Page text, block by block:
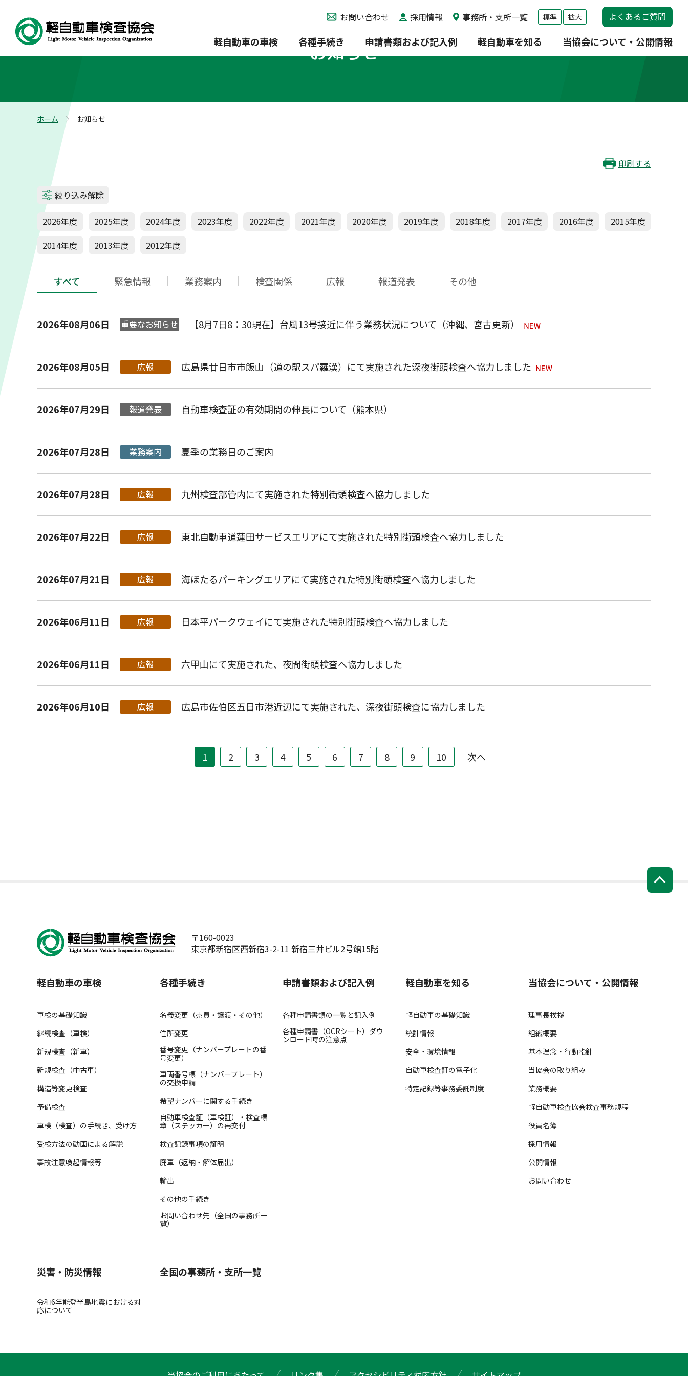
お問い合わせ 採用情報 事務所・支所一覧 標準 拡大 よくあるご質問
軽自動車の車検 各種手続き 申請書類および記入例 軽自動車を知る 当協会について・公開情報
お知らせ
ホーム お知らせ
印刷する
絞り込み解除
2026年度 2025年度 2024年度 2023年度 2022年度 2021年度 2020年度 2019年度 2018年度 2017年度 2016年度
2015年度
2014年度
2013年度 2012年度
すべて 緊急情報 業務案内 検査関係 広報 報道発表 その他
2026年08月06日 重要なお知らせ 【8月7日8：30現在】台風13号接近に伴う業務状況について（沖縄、宮古更新）
2026年08月05日 広報 広島県廿日市市飯山（道の駅スパ羅漢）にて実施された深夜街頭検査へ協力しました
2026年07月29日 報道発表 自動車検査証の有効期間の伸長について（熊本県）
2026年07月28日 業務案内 夏季の業務日のご案内
2026年07月28日 広報 九州検査部管内にて実施された特別街頭検査へ協力しました
2026年07月22日 広報 東北自動車道蓮田サービスエリアにて実施された特別街頭検査へ協力しました
2026年07月21日 広報 海ほたるパーキングエリアにて実施された特別街頭検査へ協力しました
2026年06月11日 広報 日本平パークウェイにて実施された特別街頭検査へ協力しました
2026年06月11日 広報 六甲山にて実施された、夜間街頭検査へ協力しました
2026年06月10日 広報 広島市佐伯区五日市港近辺にて実施された、深夜街頭検査に協力しました
1 2 3 4 5 6 7 8 9 10 次へ
〒160-0023
東京都新宿区西新宿3-2-11 新宿三井ビル2号館15階
軽自動車の車検
車検の基礎知識
継続検査（車検）
新規検査（新車）
新規検査（中古車）
構造等変更検査
予備検査
車検（検査）の手続き、受け方
受検方法の動画による解説
事故注意喚起情報等
各種手続き
名義変更（売買・譲渡・その他）
住所変更
番号変更（ナンバープレートの番
号変更）
車両番号標（ナンバープレート）
の交換申請
希望ナンバーに関する手続き
自動車検査証（車検証）・検査標
章（ステッカー）の再交付
検査記録事項の証明
廃車（返納・解体届出）
輸出
その他の手続き
お問い合わせ先（全国の事務所一
覧）
申請書類および記入例
各種申請書類の一覧と記入例
各種申請書（OCRシート）ダウ
ンロード時の注意点
軽自動車を知る
軽自動車の基礎知識
統計情報
安全・環境情報
自動車検査証の電子化
特定記録等事務委託制度
当協会について・公開情報
理事長挨拶
組織概要
基本理念・行動指針
当協会の取り組み
業務概要
軽自動車検査協会検査事務規程
役員名簿
採用情報
公開情報
お問い合わせ
災害・防災情報
令和6年能登半島地震における対
応について
全国の事務所・支所一覧